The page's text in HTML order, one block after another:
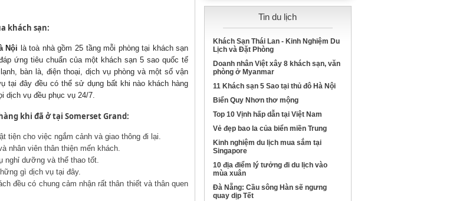
khách sạn:
Nội
là toà nhà gồm 25 tầng mỗi phòng tại khách sạn
ứng tiêu chuẩn của một khách sạn 5 sao quốc tế
bàn là, điện thoại, dịch vụ phòng và một số vận
tại đây đều có thể sử dụng bất khi nào khách hàng
dịch vụ đều phục vụ 24/7.
khi đã ở tại Somerset Grand:
tiện cho việc ngắm cảnh và giao thông đi lại.
nhân viên thân thiện mến khách.
nghỉ dưỡng và thể thao tốt.
gì dịch vụ tại đây.
đều có chung cảm nhận rất thân thiết và thân quen
Tin du lịch
Khách Sạn Thái Lan - Kinh Nghiệm Du
Lịch và Đặt Phòng
Doanh nhân Việt xây 8 khách sạn, văn
phòng ở Myanmar
11 Khách sạn 5 Sao tại thủ đô Hà Nội
Biển Quy Nhơn thơ mộng
Top 10 Vịnh hấp dẫn tại Việt Nam
Vẻ đẹp bao la của biển miền Trung
Kinh nghiệm du lịch mua sắm tại
Singapore
10 địa điểm lý tưởng đi du lịch vào
mùa xuân
Đà Nẵng: Cầu sông Hàn sẽ ngưng
quay dịp Tết